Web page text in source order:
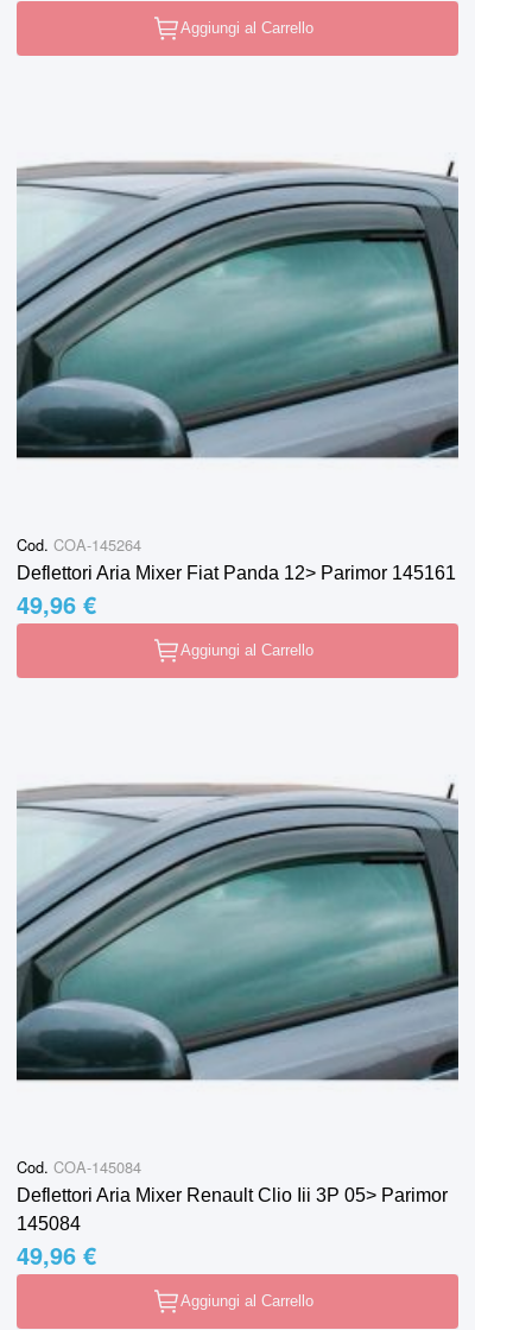
Aggiungi al Carrello
Cod. COA-145264
Deflettori Aria Mixer Fiat Panda 12> Parimor 145161
49,96 €
Aggiungi al Carrello
Cod. COA-145084
Deflettori Aria Mixer Renault Clio Iii 3P 05> Parimor
145084
49,96 €
Aggiungi al Carrello